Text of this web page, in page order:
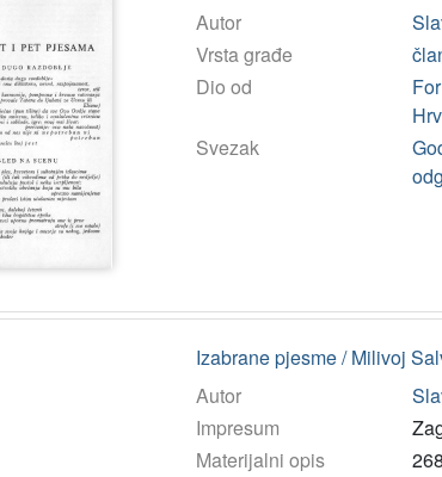
Autor
Vrsta građe
Dio od
Svezak
Izabrane pjesme / Milivoj
Autor
Impresum
Materijalni opis